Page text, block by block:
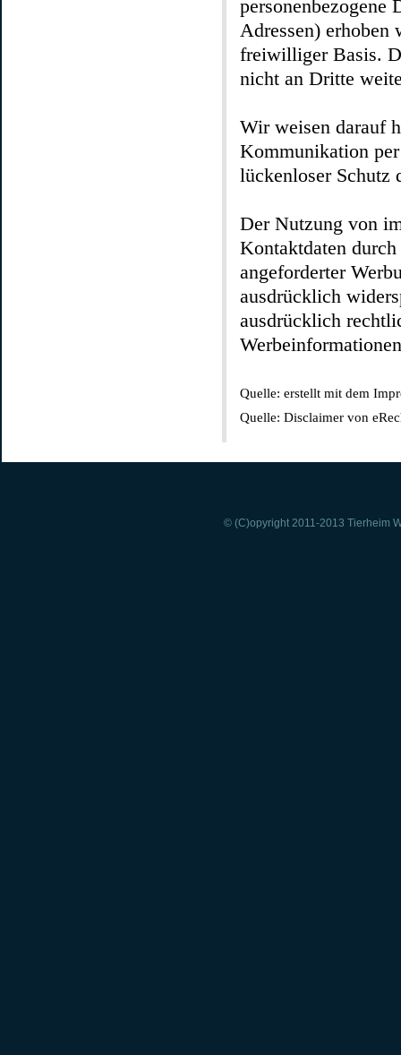
Adressen) erhoben
freiwilliger Basis.
nicht an Dritte
Wir weisen darauf
Kommunikation
lückenloser
Der Nutzung von
Kontaktdaten
angeforderter
ausdrücklich
ausdrücklich
Quelle: erstellt mit dem
Quelle: Disclaimer von
© (C)opyright 2011-2013 Tierheim